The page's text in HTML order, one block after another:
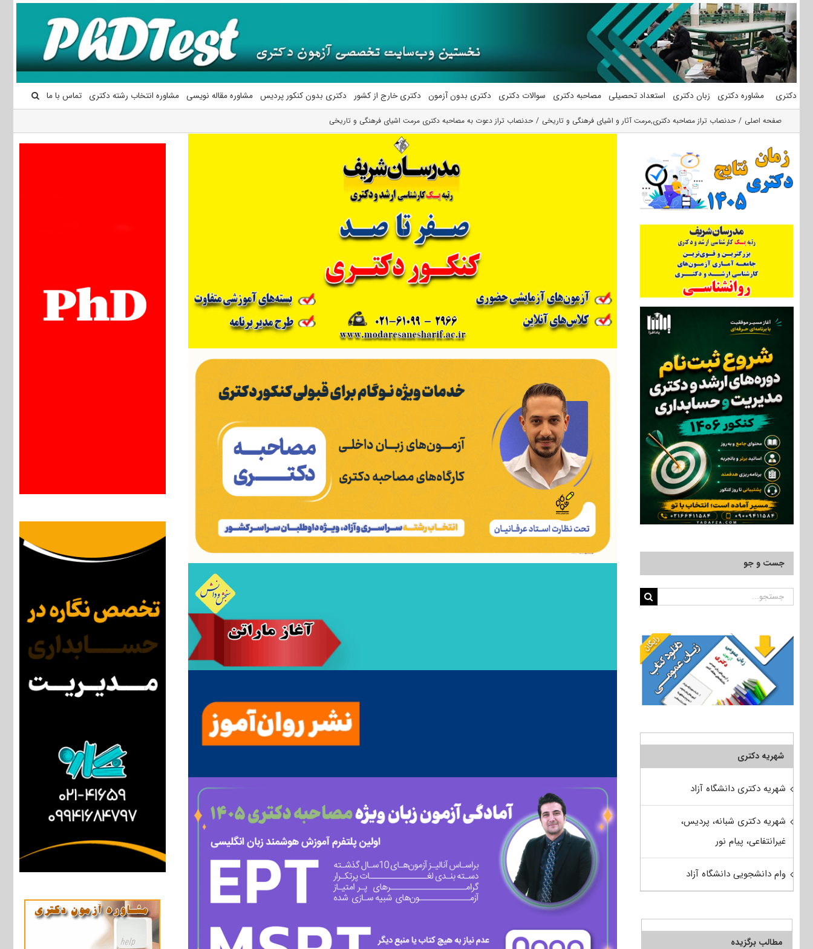
محتوا
دکتری مشاوره دکتری زبان دکتری استعداد تحصیلی مصاحبه دکتری سوالات دکتری دکتری بدون آزمون دکتری خارج از کشور دکتری بدون کنکور پردیس مشاوره مقاله نویسی مشاوره انتخاب رشته دکتری تماس با ما
صفحه اصلی حدنصاب تراز مصاحبه دکتری,مرمت آثار و اشیای فرهنگی و تاریخی حدنصاب تراز دعوت به مصاحبه دکتری مرمت اشیای فرهنگی و تاریخی
جست و جو
جستجو
شهریه دکتری
شهریه دکتری دانشگاه آزاد
شهریه دکتری شبانه، پردیس،
غیرانتفاعی، پیام نور
وام دانشجویی دانشگاه آزاد
مطالب برگزیده